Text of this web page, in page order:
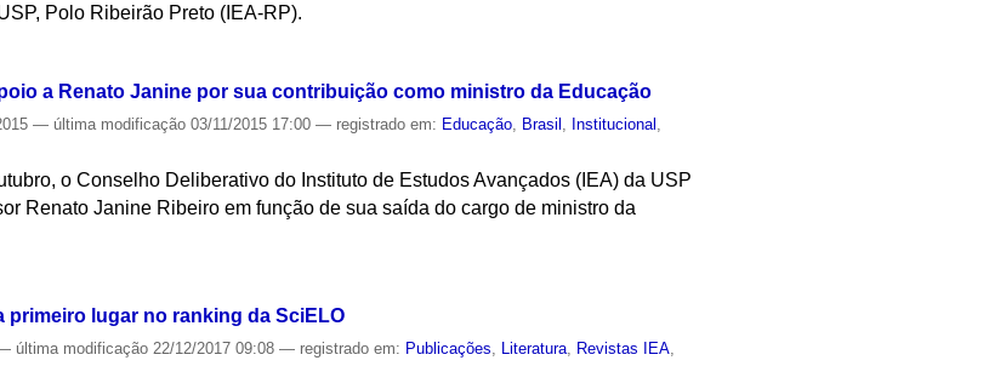
Polo Ribeirão Preto (IEA-RP).
a Renato Janine por sua contribuição como ministro da Educação
— última modificação 03/11/2015 17:00— registrado em: Educação, Brasil , Institucional ,
o Conselho Deliberativo do Instituto de Estudos Avançados (IEA) da USP
Renato Janine Ribeiro em função de sua saída do cargo de ministro da
primeiro lugar no ranking da SciELO
última modificação 22/12/2017 09:08— registrado em: Publicações, Literatura, Revistas IEA,